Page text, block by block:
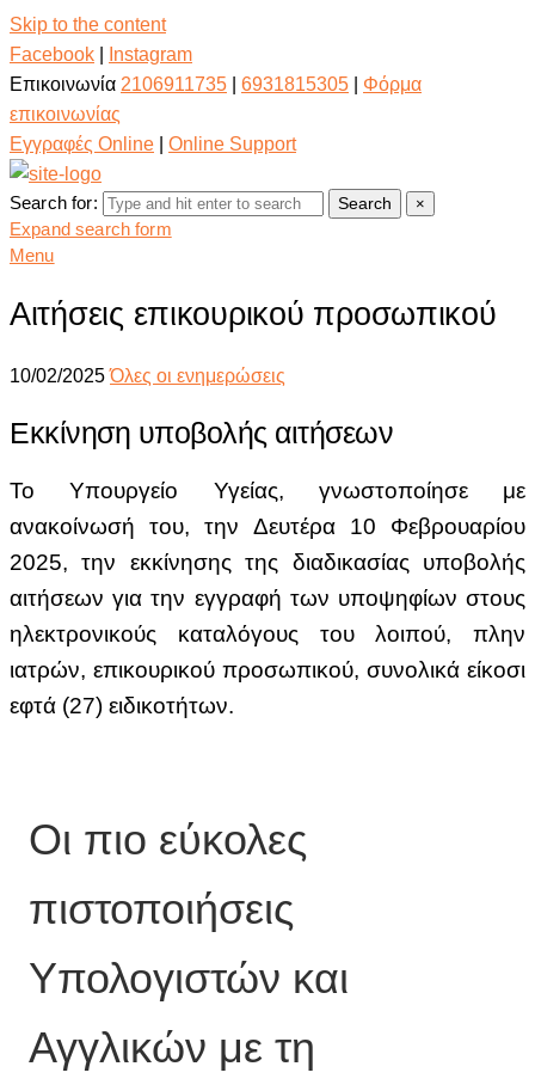
Skip to the content
Facebook
Instagram
Επικοινωνία 2106911735 6931815305
Φόρμα
επικοινωνίας
Εγγραφές Online
Online Support
Search for: Search ×
Expand search form
Menu
Αιτήσεις επικουρικού προσωπικού
10/02/2025 Όλες οι ενημερώσεις
Εκκίνηση υποβολής αιτήσεων
Το Υπουργείο Υγείας, γνωστοποίησε με
ανακοίνωσή του, την Δευτέρα 10 Φεβρουαρίου
2025, την εκκίνησης της διαδικασίας υποβολής
αιτήσεων για την εγγραφή των υποψηφίων στους
ηλεκτρονικούς καταλόγους του λοιπού, πλην
ιατρών, επικουρικού προσωπικού, συνολικά είκοσι
εφτά (27) ειδικοτήτων.
Οι πιο εύκολες
πιστοποιήσεις
Υπολογιστών και
Αγγλικών με τη